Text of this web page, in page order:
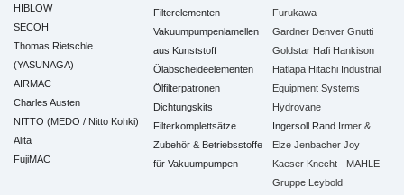
HIBLOW
SECOH
Thomas Rietschle
(YASUNAGA)
AIRMAC
Charles Austen
NITTO (MEDO / Nitto Kohki)
Alita
FujiMAC
Filterelementen
Vakuumpumpenlamellen
aus Kunststoff
Ölabscheideelementen
Ölfilterpatronen
Dichtungskits
Filterkomplettsätze
Zubehör & Betriebsstoffe
für Vakuumpumpen
Furukawa
Gardner Denver Gnutti
Goldstar Hafi Hankison
Hatlapa Hitachi Industrial
Equipment Systems
Hydrovane
Ingersoll Rand Irmer &
Elze Jenbacher Joy
Kaeser Knecht - MAHLE-
Gruppe Leybold